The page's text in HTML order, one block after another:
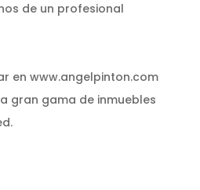
de un profesional
en www.angelpinton.com
gran gama de inmuebles